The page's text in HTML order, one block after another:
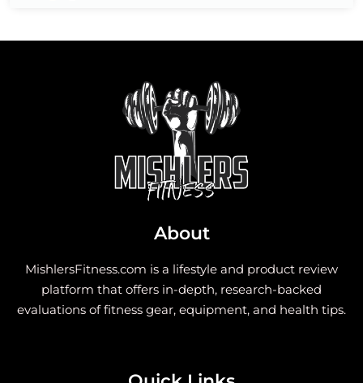
About
MishlersFitness.com is a lifestyle and product review
platform that offers in-depth, research-backed
evaluations of fitness gear, equipment, and health tips.